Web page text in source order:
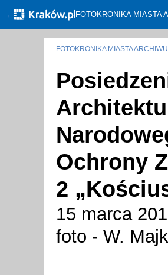
← FOTOKRONIKA MIASTA
FOTOKRONIKA MIASTA
Ochrony
2
15 marca
foto - W.